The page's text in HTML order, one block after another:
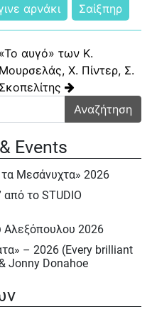
αρνάκι Σαίξπηρ
«Το αυγό» των Κ.
Μουρσελάς, Χ. Πίντερ, Σ.
Σκοπελίτης
Events
Μεσάνυχτα» 2026
από το STUDIO
Αλεξόπουλου 2026
– 2026 (Every brilliant
Jonny Donahoe
5/2026